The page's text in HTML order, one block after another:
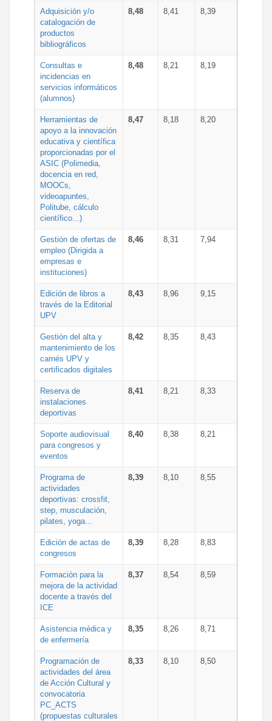
Adquisición y/o
catalogación de
productos
bibliográficos
8,48 8,41 8,39
Consultas e
incidencias en
servicios informáticos
(alumnos)
8,48 8,21 8,19
Herramientas de
apoyo a la innovación
educativa y científica
proporcionadas por el
ASIC (Polimedia,
docencia en red,
MOOCs,
videoapuntes,
Politube, cálculo
científico...)
8,47 8,18 8,20
Gestión de ofertas de
empleo (Dirigida a
empresas e
instituciones)
8,46 8,31 7,94
Edición de libros a
través de la Editorial
UPV
8,43 8,96 9,15
Gestión del alta y
mantenimiento de los
carnés UPV y
certificados digitales
8,42 8,35 8,43
Reserva de
instalaciones
deportivas
8,41 8,21 8,33
Soporte audiovisual
para congresos y
eventos
8,40 8,38 8,21
Programa de
actividades
deportivas: crossfit,
step, musculación,
pilates, yoga...
8,39 8,10 8,55
Edición de actas de
congresos
8,39 8,28 8,83
Formación para la
mejora de la actividad
docente a través del
ICE
8,37 8,54 8,59
Asistencia médica y
de enfermería
8,35 8,26 8,71
Programación de
actividades del área
de Acción Cultural y
convocatoria
PC_ACTS
(propuestas culturales
8,33 8,10 8,50